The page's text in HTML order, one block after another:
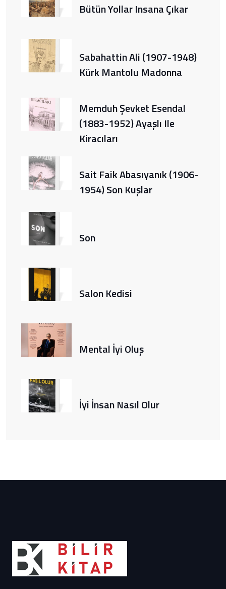
Bütün Yollar Insana Çıkar
Sabahattin Ali (1907-1948)
Kürk Mantolu Madonna
Memduh Şevket Esendal
(1883-1952) Ayaşlı Ile
Kiracıları
Sait Faik Abasıyanık (1906-
1954) Son Kuşlar
Son
Salon Kedisi
Mental İyi Oluş
İyi İnsan Nasıl Olur